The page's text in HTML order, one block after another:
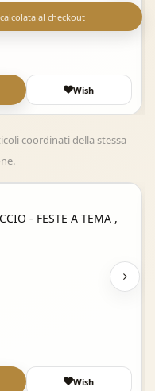
al checkout
Wish
coordinati della stessa
- FESTE A TEMA ,
Wish